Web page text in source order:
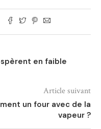
en faible
Article suivant
un four avec de la
vapeur ?